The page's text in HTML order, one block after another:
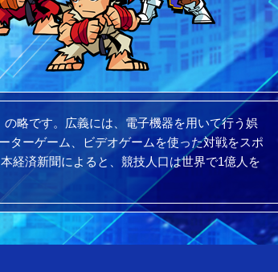
略です。広義には、電子機器を用いて行う娯
ターゲーム、ビデオゲームを使った対戦をスポ
経済新聞によると、競技人口は世界で1億人を